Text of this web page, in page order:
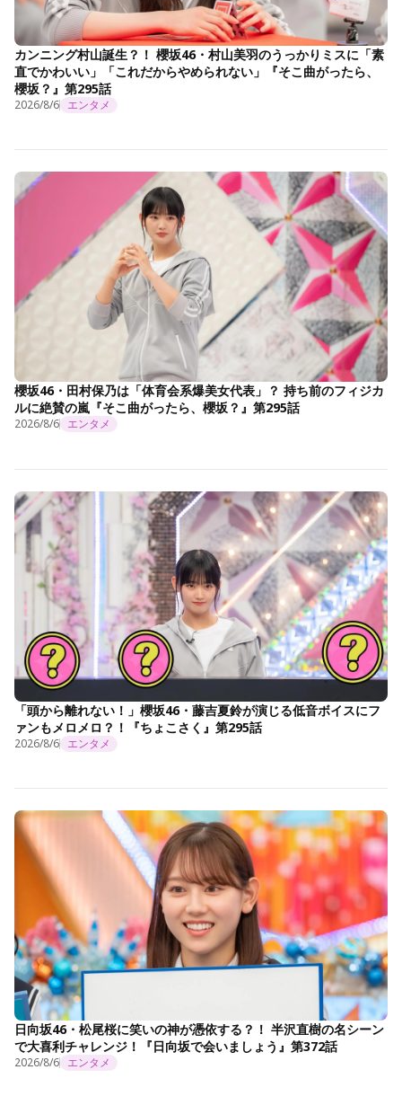
カンニング村山誕生？！ 櫻坂46・村山美羽のうっかりミスに「素
直でかわいい」「これだからやめられない」『そこ曲がったら、
櫻坂？』第295話
2026/8/6 エンタメ
櫻坂46・田村保乃は「体育会系爆美女代表」？ 持ち前のフィジカ
ルに絶賛の嵐『そこ曲がったら、櫻坂？』第295話
2026/8/6 エンタメ
「頭から離れない！」櫻坂46・藤吉夏鈴が演じる低音ボイスにフ
ァンもメロメロ？！『ちょこさく』第295話
2026/8/6 エンタメ
日向坂46・松尾桜に笑いの神が憑依する？！ 半沢直樹の名シーン
で大喜利チャレンジ！『日向坂で会いましょう』第372話
2026/8/6 エンタメ